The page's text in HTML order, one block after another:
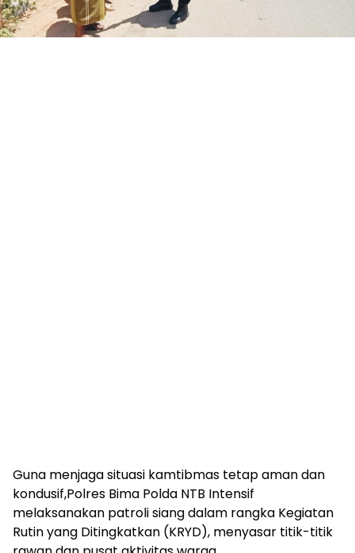
Guna menjaga situasi kamtibmas tetap aman dan
kondusif,Polres Bima Polda NTB Intensif
melaksanakan patroli siang dalam rangka Kegiatan
Rutin yang Ditingkatkan (KRYD), menyasar titik-titik